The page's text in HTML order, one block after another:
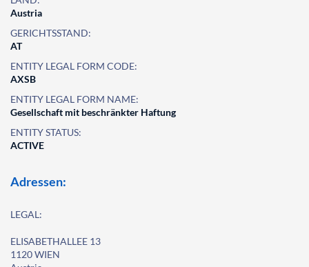
Austria
GERICHTSSTAND:
AT
ENTITY LEGAL FORM CODE:
AXSB
ENTITY LEGAL FORM NAME:
Gesellschaft mit beschränkter Haftung
ENTITY STATUS:
ACTIVE
Adressen:
LEGAL:
ELISABETHALLEE 13
1120 WIEN